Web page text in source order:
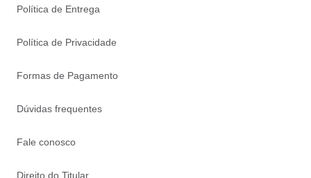
Política de Entrega
Política de Privacidade
Formas de Pagamento
Dúvidas frequentes
Fale conosco
Direito do Titular